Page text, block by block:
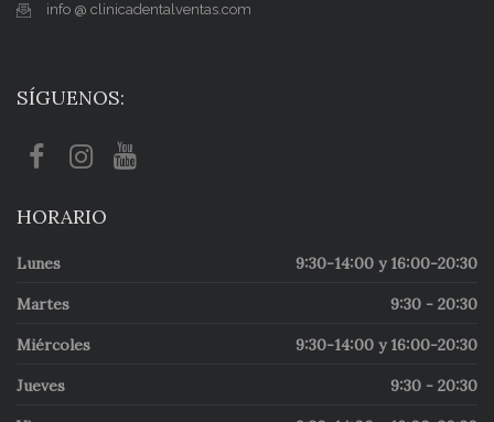
info @ clinicadentalventas.com
SÍGUENOS:
HORARIO
Lunes 9:30-14:00 y 16:00-20:30
Martes 9:30 - 20:30
Miércoles 9:30-14:00 y 16:00-20:30
Jueves 9:30 - 20:30